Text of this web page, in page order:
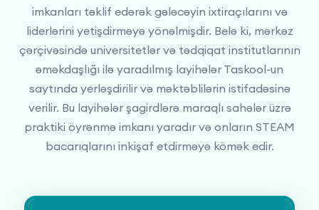
imkanları təklif edərək gələcəyin ixtiraçılarını və
liderlərini yetişdirməyə yönəlmişdir. Belə ki, mərkəz
çərçivəsində universitetlər və tədqiqat institutlarının
əməkdaşlığı ilə yaradılmış layihələr Taskool-un
saytında yerləşdirilir və məktəblilərin istifadəsinə
verilir. Bu layihələr şagirdlərə maraqlı sahələr üzrə
praktiki öyrənmə imkanı yaradır və onların STEAM
bacarıqlarını inkişaf etdirməyə kömək edir.